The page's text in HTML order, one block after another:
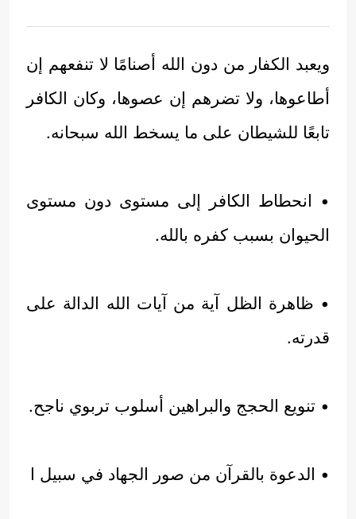
ويعبد الكفار من دون الله أصنامًا لا تنفعهم إن
أطاعوها، ولا تضرهم إن عصوها، وكان الكافر
تابعًا للشيطان على ما يسخط الله سبحانه.
• انحطاط الكافر إلى مستوى دون مستوى
الحيوان بسبب كفره بالله.
• ظاهرة الظل آية من آيات الله الدالة على
قدرته.
• تنويع الحجج والبراهين أسلوب تربوي ناجح.
• الدعوة بالقرآن من صور الجهاد في سبيل ا